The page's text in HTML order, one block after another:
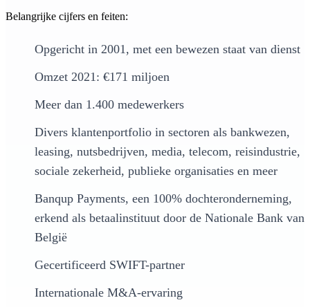
Belangrijke cijfers en feiten:
Opgericht in 2001, met een bewezen staat van dienst
Omzet 2021: €171 miljoen
Meer dan 1.400 medewerkers
Divers klantenportfolio in sectoren als bankwezen,
leasing, nutsbedrijven, media, telecom, reisindustrie,
sociale zekerheid, publieke organisaties en meer
Banqup Payments, een 100% dochteronderneming,
erkend als betaalinstituut door de Nationale Bank van
België
Gecertificeerd SWIFT-partner
Internationale M&A-ervaring